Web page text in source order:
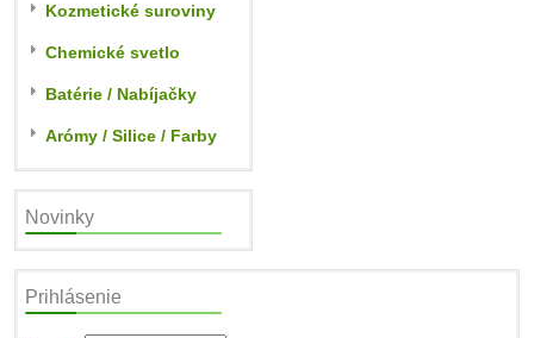
Kozmetické suroviny
Chemické svetlo
Batérie / Nabíjačky
Arómy / Silice / Farby
Novinky
Prihlásenie